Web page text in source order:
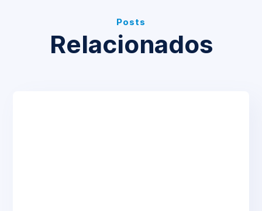
Posts
Relacionados